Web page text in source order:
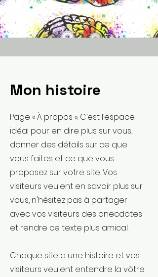
Mon histoire
Page « À propos ». C’est l’espace
idéal pour en dire plus sur vous,
donner des détails sur ce que
vous faites et ce que vous
proposez sur votre site. Vos
visiteurs veulent en savoir plus sur
vous, n'hésitez pas à partager
avec vos visiteurs des anecdotes
et rendre ce texte plus amical.
Chaque site a une histoire et vos
visiteurs veulent entendre la vôtre.